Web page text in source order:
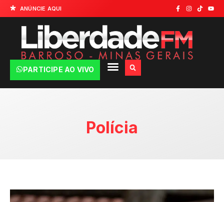
ANÚNCIE AQUI
PARTICIPE AO VIVO
Polícia